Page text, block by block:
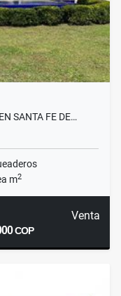
SANTA FE DE…
m2
Venta
COP